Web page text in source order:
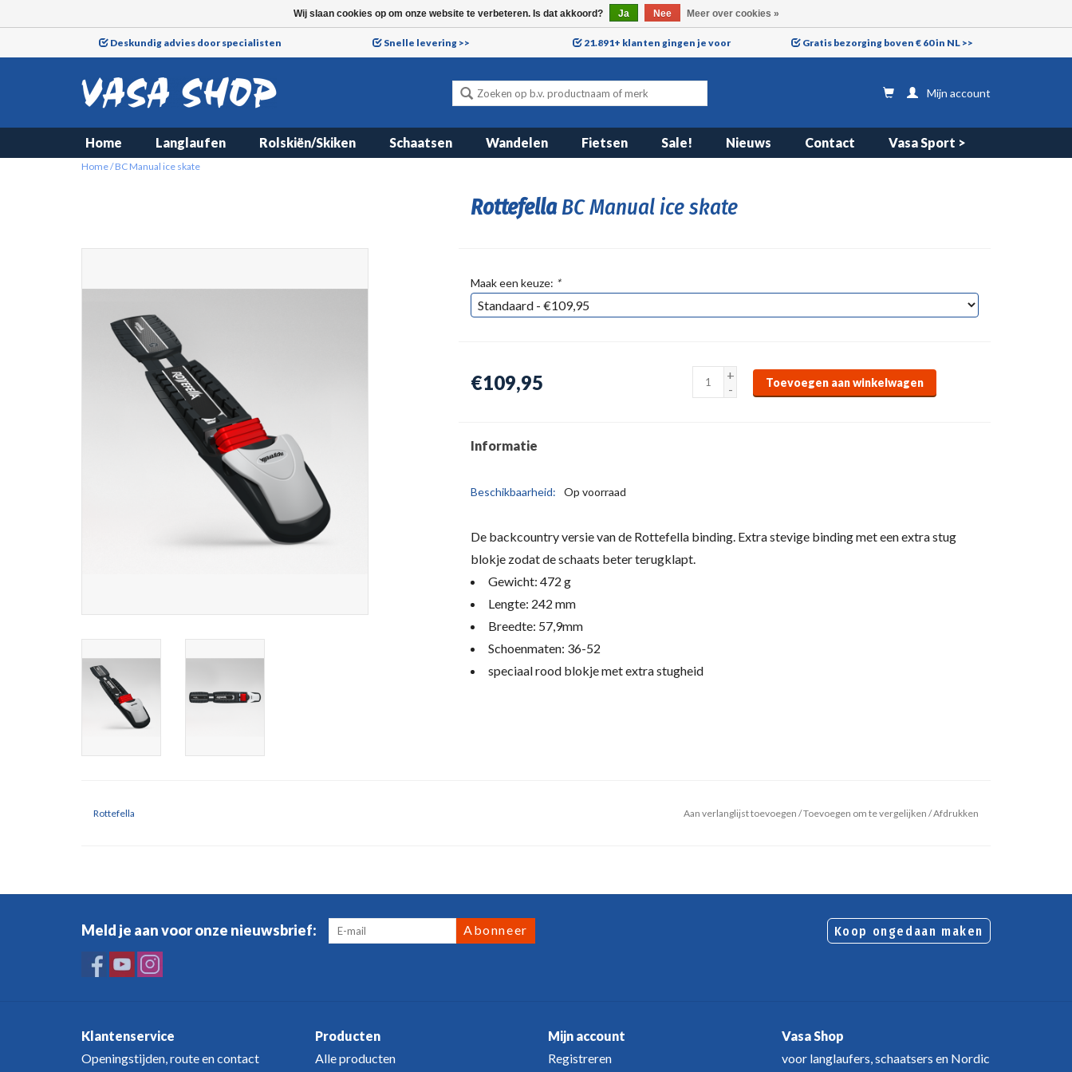
Deskundig advies door specialisten Snelle levering >> 21.891+ klanten gingen je voor Gratis bezorging boven € 60 in NL >>
Mijn account
Home Langlaufen Rolskiën/Skiken Schaatsen Wandelen Fietsen Sale! Nieuws Contact Vasa Sport >
Home/BC Manual ice skate
RottefellaBC Manual ice skate
Maak een keuze: *
€109,95
+
-
Toevoegen aan winkelwagen
Informatie
Beschikbaarheid: Op voorraad
De backcountry versie van de Rottefella binding. Extra stevige binding met een extra stug
blokje zodat de schaats beter terugklapt.
Gewicht: 472 g
Lengte: 242 mm
Breedte: 57,9mm
Schoenmaten: 36-52
speciaal rood blokje met extra stugheid
Rottefella Aan verlanglijst toevoegen /Toevoegen om te vergelijken /Afdrukken
Meld je aan voor onze nieuwsbrief: Abonneer Koop ongedaan maken
Klantenservice
Openingstijden, route en contact
Producten
Alle producten
Mijn account
Registreren
Vasa Shop
voor langlaufers, schaatsers en Nordic
Wij slaan cookies op om onze website te verbeteren. Is dat akkoord? Ja Nee Meer over cookies »